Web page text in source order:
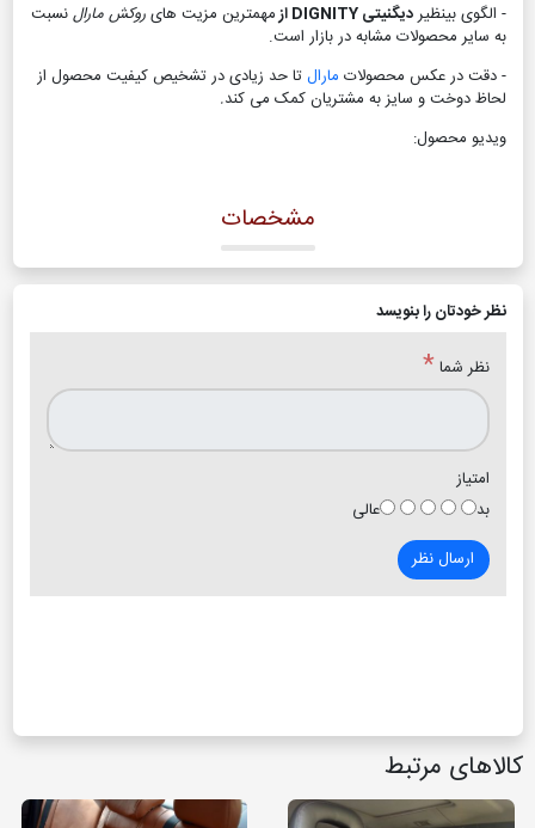
- الگوی بینظیردیگنیتی DIGNITY از مهمترین مزیت هایروکش مارالنسبت
به سایر محصولات مشابه در بازار است.
- دقت در عکس محصولات مارالتا حد زیادی در تشخیص کیفیت محصول از
لحاظ دوخت و سایز به مشتریان کمک می کند.
ویدیو محصول:
مشخصات
نظر خودتان را بنویسد
نظر شما *
امتیاز
بد
عالی
ارسال نظر
کالاهای مرتبط